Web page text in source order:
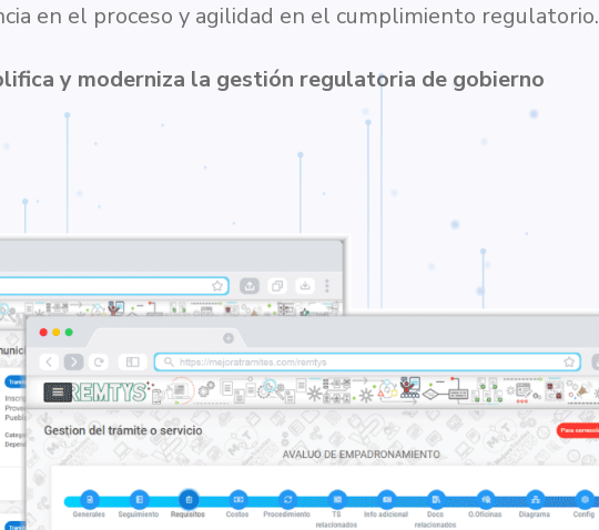
en el proceso y agilidad en el cumplimiento regulatorio.
y moderniza la gestión regulatoria de gobierno